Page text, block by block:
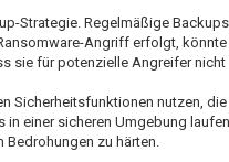
Strategie. Regelmäßige
Angriff erfolgt,
sie für potenzielle Angreifer nicht
Sicherheitsfunktionen nutzen,
in einer sicheren Umgebung
zu härten.